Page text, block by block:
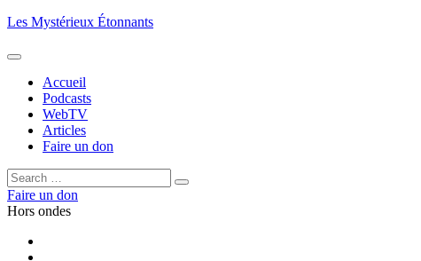
Aller
contenu
Les Mystérieux Étonnants
Accueil
Podcasts
WebTV
Articles
Faire un don
Rechercher :
Rechercher
Faire un don
Hors ondes